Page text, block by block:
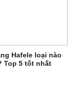
Hafele loại nào
Top 5 tốt nhất